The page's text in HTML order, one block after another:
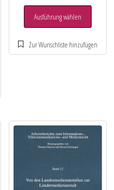
Ausführung wählen